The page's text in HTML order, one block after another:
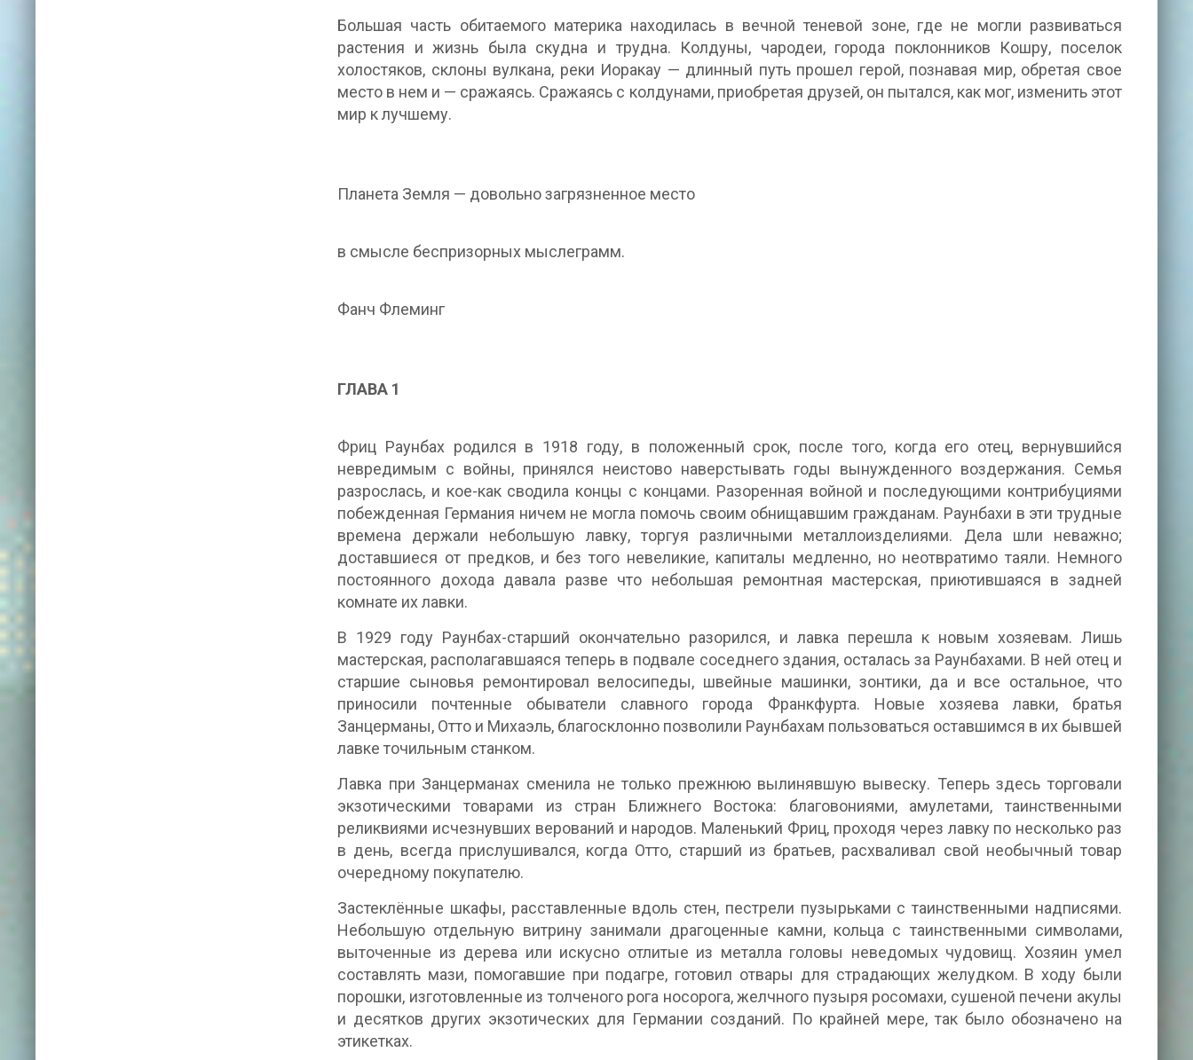
Большая часть обитаемого материка находилась в вечной теневой зоне, где не могли развиваться
растения и жизнь была скудна и трудна. Колдуны, чародеи, города поклонников Кошру, поселок
холостяков, склоны вулкана, реки Иоракау — длинный путь прошел герой, познавая мир, обретая свое
место в нем и — сражаясь. Сражаясь с колдунами, приобретая друзей, он пытался, как мог, изменить этот
мир к лучшему.
Планета Земля — довольно загрязненное место
в смысле беспризорных мыслеграмм.
Фанч Флеминг
ГЛАВА 1
Фриц Раунбах родился в 1918 году, в положенный срок, после того, когда его отец, вернувшийся
невредимым с войны, принялся неистово наверстывать годы вынужденного воздержания. Семья
разрослась, и кое-как сводила концы с концами. Разоренная войной и последующими контрибуциями
побежденная Германия ничем не могла помочь своим обнищавшим гражданам. Раунбахи в эти трудные
времена держали небольшую лавку, торгуя различными металлоизделиями. Дела шли неважно;
доставшиеся от предков, и без того невеликие, капиталы медленно, но неотвратимо таяли. Немного
постоянного дохода давала разве что небольшая ремонтная мастерская, приютившаяся в задней
комнате их лавки.
В 1929 году Раунбах-старший окончательно разорился, и лавка перешла к новым хозяевам. Лишь
мастерская, располагавшаяся теперь в подвале соседнего здания, осталась за Раунбахами. В ней отец и
старшие сыновья ремонтировал велосипеды, швейные машинки, зонтики, да и все остальное, что
приносили почтенные обыватели славного города Франкфурта. Новые хозяева лавки, братья
Занцерманы, Отто и Михаэль, благосклонно позволили Раунбахам пользоваться оставшимся в их бывшей
лавке точильным станком.
Лавка при Занцерманах сменила не только прежнюю вылинявшую вывеску. Теперь здесь торговали
экзотическими товарами из стран Ближнего Востока: благовониями, амулетами, таинственными
реликвиями исчезнувших верований и народов. Маленький Фриц, проходя через лавку по несколько раз
в день, всегда прислушивался, когда Отто, старший из братьев, расхваливал свой необычный товар
очередному покупателю.
Застеклённые шкафы, расставленные вдоль стен, пестрели пузырьками с таинственными надписями.
Небольшую отдельную витрину занимали драгоценные камни, кольца с таинственными символами,
выточенные из дерева или искусно отлитые из металла головы неведомых чудовищ. Хозяин умел
составлять мази, помогавшие при подагре, готовил отвары для страдающих желудком. В ходу были
порошки, изготовленные из толченого рога носорога, желчного пузыря росомахи, сушеной печени акулы
и десятков других экзотических для Германии созданий. По крайней мере, так было обозначено на
этикетках.